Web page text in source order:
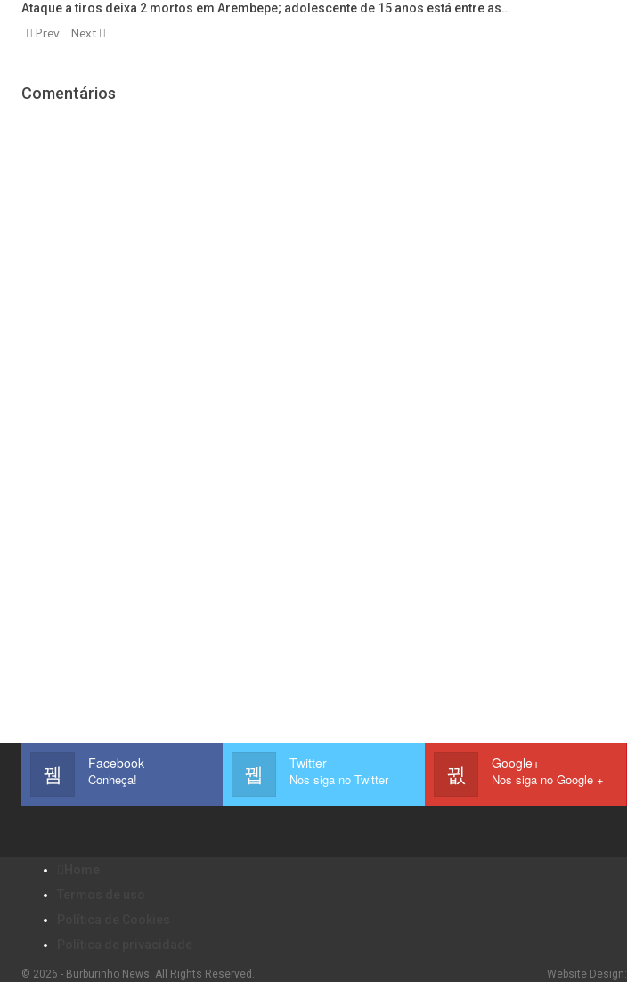
Ataque a tiros deixa 2 mortos em Arembepe; adolescente de 15 anos está entre as…
Prev
Next
Comentários
Facebook
Conheça!
Twitter
Nos siga no Twitter
Google+
Nos siga no Google +
© 2026 - Burburinho News. All Rights Reserved. Website Design: